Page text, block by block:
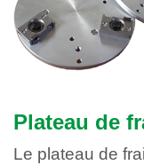
Plateau de
Le plateau de